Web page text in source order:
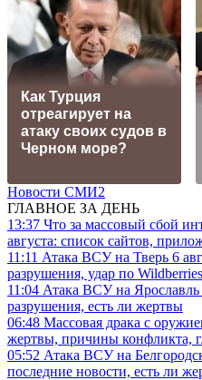
Как Турция
отреагирует на
атаку своих судов в
Черном море?
Новости СМИ2
ГЛАВНОЕ ЗА ДЕНЬ
13:37 Что за массовый сбой
августа: список сайтов,
11:11 Атака ВСУ на Тверь 6
разрушения, удар по Wildberries
11:04 Атака ВСУ на Ярославль
разрушения, есть ли жертвы
06:48 Массовая драка с
жертвы, причины конфликта,
05:52 Атака ВСУ на
последние новости, есть ли